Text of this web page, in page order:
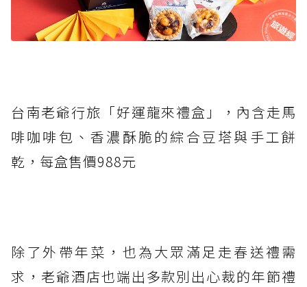
台南老爺行旅「好運龍來禮盒」，內含走馬
啡咖啡包、香濃酥脆的綜合豆塔與手工餅
乾，每盒售價988元
除了外帶年菜，也為大眾滿足走春送禮需
求，老爺酒店也端出多款別出心裁的年節禮